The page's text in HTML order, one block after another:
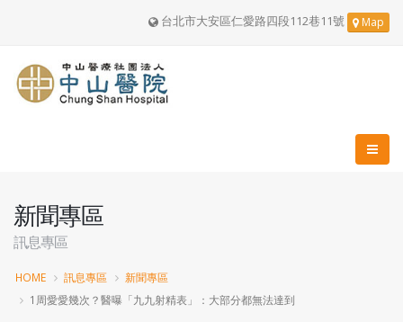
台北市大安區仁愛路四段112巷11號 Map
新聞專區
訊息專區
HOME 訊息專區
新聞專區
1周愛愛幾次？醫曝「九九射精表」：大部分都無法達到